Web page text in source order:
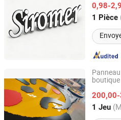
0,98-
1 Pièce
Guangdong, China
1 Jeu
GUANGZHOU BLANC SIGN CO
Guangdong, China